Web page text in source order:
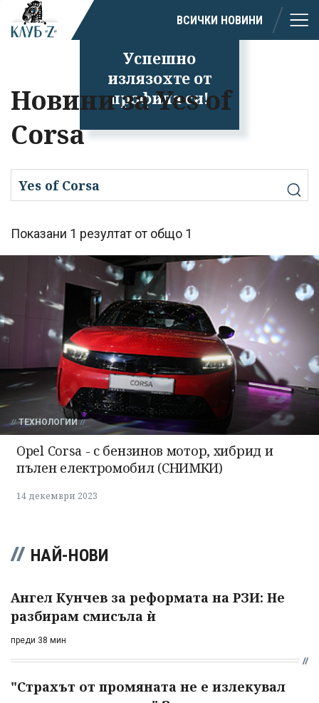
Успешно
излязохте от
профила си!
ВСИЧКИ НОВИНИ
Новини за Yes of
Corsa
Показани 1 резултат от общо 1
ТЕХНОЛОГИИ
Opel Corsa - с бензинов мотор, хибрид и
пълен електромобил (СНИМКИ)
14 декември 2023
НАЙ-НОВИ
Ангел Кунчев за реформата на РЗИ: Не
разбирам смисъла ѝ
преди 38 мин
"Страхът от промяната не е излекувал